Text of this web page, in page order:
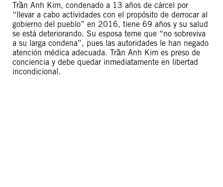
Trần Anh Kim, condenado a 13 años de cárcel por
“llevar a cabo actividades con el propósito de derrocar al
gobierno del pueblo” en 2016, tiene 69 años y su salud
se está deteriorando. Su esposa teme que “no sobreviva
a su larga condena”, pues las autoridades le han negado
atención médica adecuada. Trần Anh Kim es preso de
conciencia y debe quedar inmediatamente en libertad
incondicional.